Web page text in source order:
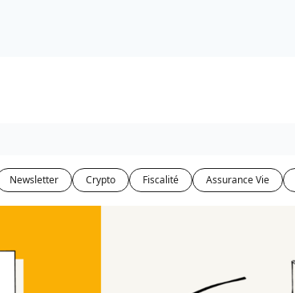
Newsletter Crypto Fiscalité Assurance Vie